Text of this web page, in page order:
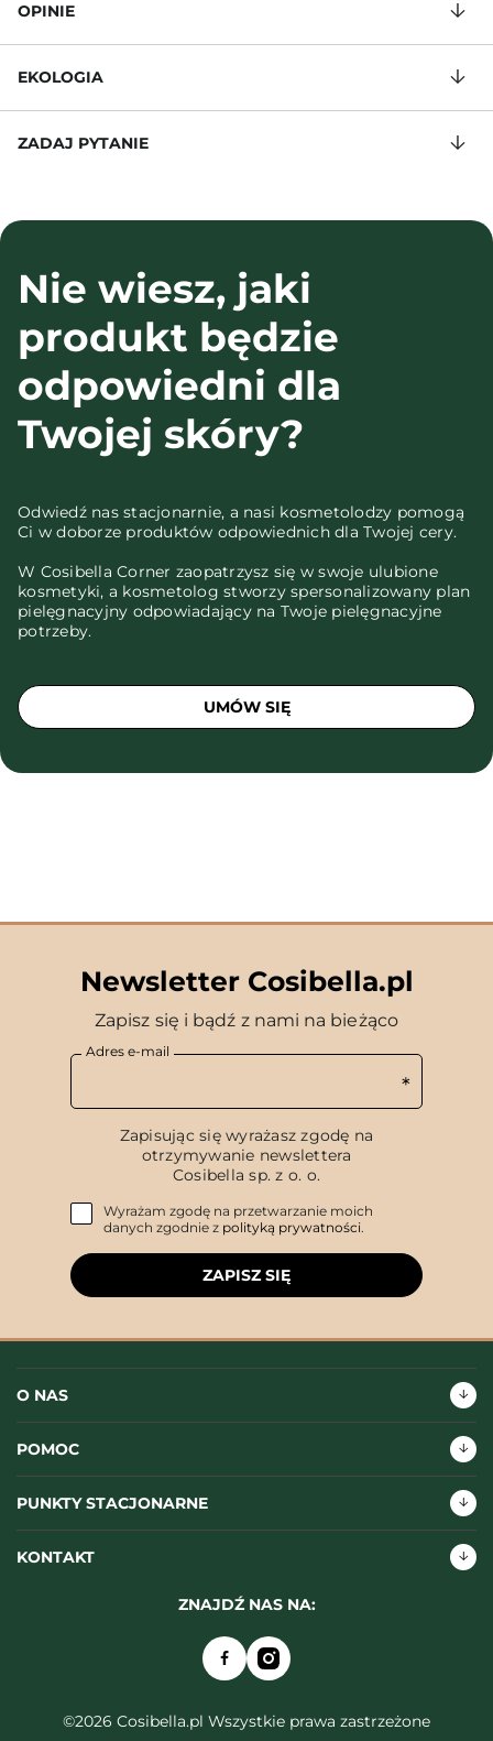
OPINIE
EKOLOGIA
ZADAJ PYTANIE
Nie wiesz, jaki
produkt będzie
odpowiedni dla
Twojej skóry?
Odwiedź nas stacjonarnie, a nasi kosmetolodzy pomogą
Ci w doborze produktów odpowiednich dla Twojej cery.
W Cosibella Corner zaopatrzysz się w swoje ulubione
kosmetyki, a kosmetolog stworzy spersonalizowany plan
pielęgnacyjny odpowiadający na Twoje pielęgnacyjne
potrzeby.
UMÓW SIĘ
Newsletter Cosibella.pl
Zapisz się i bądź z nami na bieżąco
Adres e-mail
Zapisując się wyrażasz zgodę na
otrzymywanie newslettera
Cosibella sp. z o. o.
Wyrażam zgodę na przetwarzanie moich
danych zgodnie z polityką prywatności.
ZAPISZ SIĘ
O NAS
POMOC
PUNKTY STACJONARNE
KONTAKT
ZNAJDŹ NAS NA:
©2026 Cosibella.pl Wszystkie prawa zastrzeżone